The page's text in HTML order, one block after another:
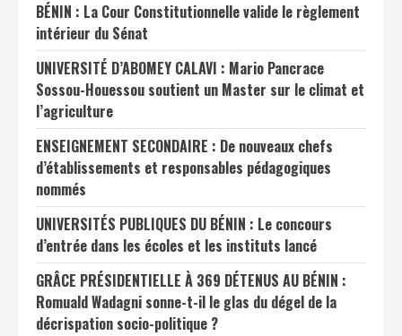
BÉNIN : La Cour Constitutionnelle valide le règlement
intérieur du Sénat
UNIVERSITÉ D’ABOMEY CALAVI : Mario Pancrace
Sossou-Houessou soutient un Master sur le climat et
l’agriculture
ENSEIGNEMENT SECONDAIRE : De nouveaux chefs
d’établissements et responsables pédagogiques
nommés
UNIVERSITÉS PUBLIQUES DU BÉNIN : Le concours
d’entrée dans les écoles et les instituts lancé
GRÂCE PRÉSIDENTIELLE À 369 DÉTENUS AU BÉNIN :
Romuald Wadagni sonne-t-il le glas du dégel de la
décrispation socio-politique ?